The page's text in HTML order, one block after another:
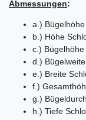
Abmessungen:
a.)
b.) Höhe
c.)
d.)
e.) Breite
f.)
g.)
h.) Tiefe